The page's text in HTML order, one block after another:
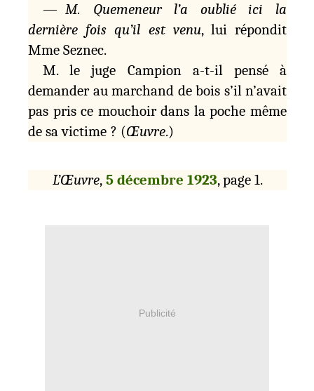
— M. Quemeneur l’a oublié ici la
dernière fois qu’il est venu, lui répondit
Mme Seznec.
M. le juge Campion a-t-il pensé à
demander au marchand de bois s’il n’avait
pas pris ce mouchoir dans la poche même
de sa victime ? (Œuvre.)
L’Œuvre, 5 décembre 1923, page 1.
Publicité